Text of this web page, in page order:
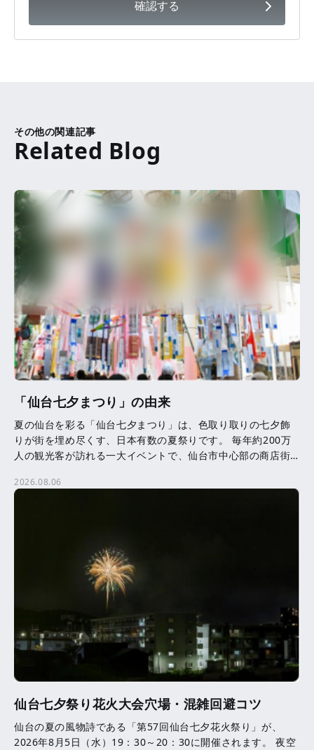
確認する
その他の関連記事
「仙台七夕まつり」の由来
夏の仙台を彩る「仙台七夕まつり」は、色取り取りの七夕飾
りが街を埋め尽くす、日本有数の夏祭りです。 毎年約200万
人の観光客が訪れる一大イベントで、仙台市中心部の商店街
2026.08.06
仙台七夕祭り花火大会穴場・混雑回避コツ
仙台の夏の風物詩である「第57回仙台七夕花火祭り」が、
2026年8月5日（水）19：30～20：30に開催されます。 夜空